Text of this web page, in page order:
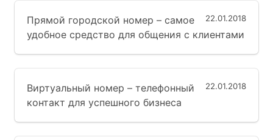
22.01.2018
Прямой городской номер – самое
удобное средство для общения с клиентами
22.01.2018
Виртуальный номер – телефонный
контакт для успешного бизнеса